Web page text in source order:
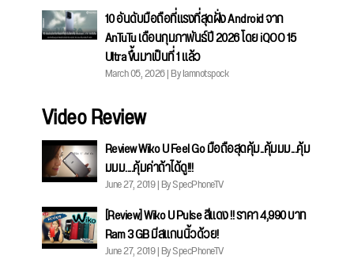
10 อันดับมือถือที่แรงที่สุดฝั่ง Android จาก
AnTuTu เดือนกุมภาพันธ์ปี 2026 โดย iQOO 15
Ultra ขึ้นมาเป็นที่ 1 แล้ว
March 05, 2026 | By Iamnotspock
Video Review
Review Wiko U Feel Go มือถือสุดคุ้ม..คุ้มมม...คุ้ม
มมม....คุ้มค่าถ้าได้ดู!!!
June 27, 2019 | By SpecPhoneTV
[Review] Wiko U Pulse สีแดง !! ราคา 4,990 บาท
Ram 3 GB มีสแกนนิ้วด้วย!
June 27, 2019 | By SpecPhoneTV